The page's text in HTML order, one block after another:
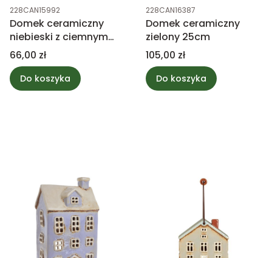
Kod produktu
228CAN15992
Domek ceramiczny
niebieski z ciemnym
dachem mały
Cena
66,00 zł
Do koszyka
Kod produktu
228CAN16387
Domek ceramiczny
zielony 25cm
Cena
105,00 zł
Do koszyka